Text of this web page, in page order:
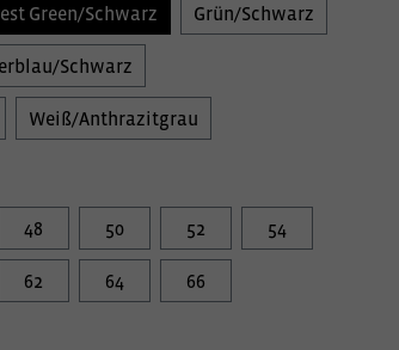
Green/Schwarz Grün/Schwarz
Schwarz
Weiß/Anthrazitgrau
48 50 52 54
62 64 66